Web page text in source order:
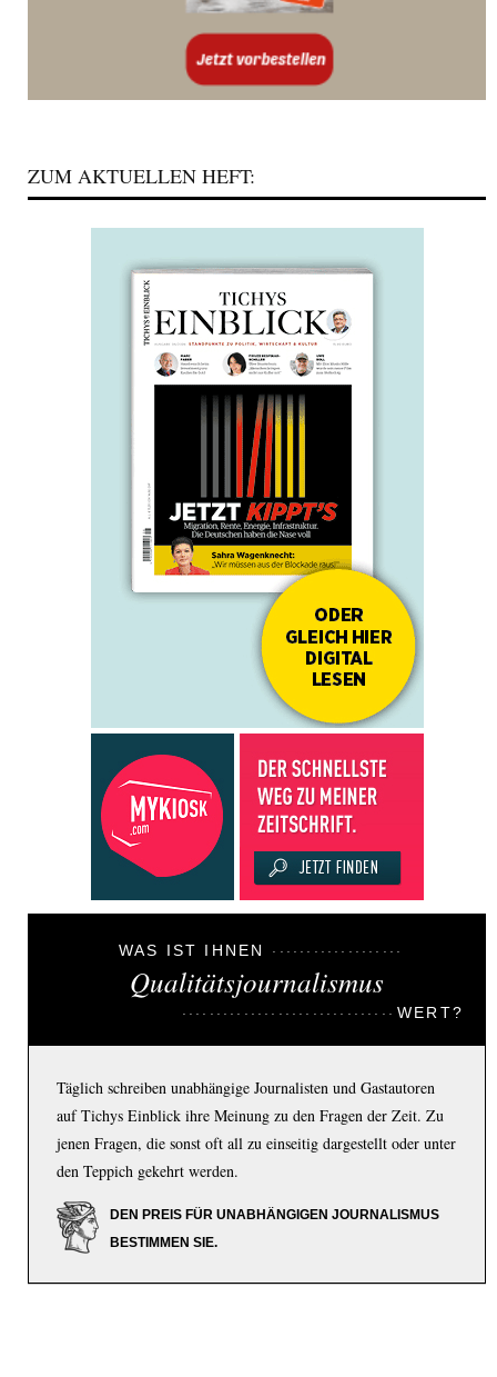
ZUM AKTUELLEN HEFT:
WAS IST IHNEN
Qualitätsjournalismus
WERT?
Täglich schreiben unabhängige Journalisten und Gastautoren
auf Tichys Einblick ihre Meinung zu den Fragen der Zeit. Zu
jenen Fragen, die sonst oft all zu einseitig dargestellt oder unter
den Teppich gekehrt werden.
DEN PREIS FÜR UNABHÄNGIGEN JOURNALISMUS
BESTIMMEN SIE.